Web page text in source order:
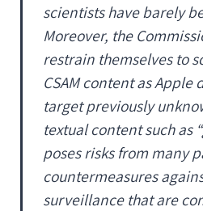
scientists have barely
Moreover, the
restrain themselves to
CSAM contentas Apple
targetpreviously
textual content such as
poses risks from many
countermeasures
surveillance that are